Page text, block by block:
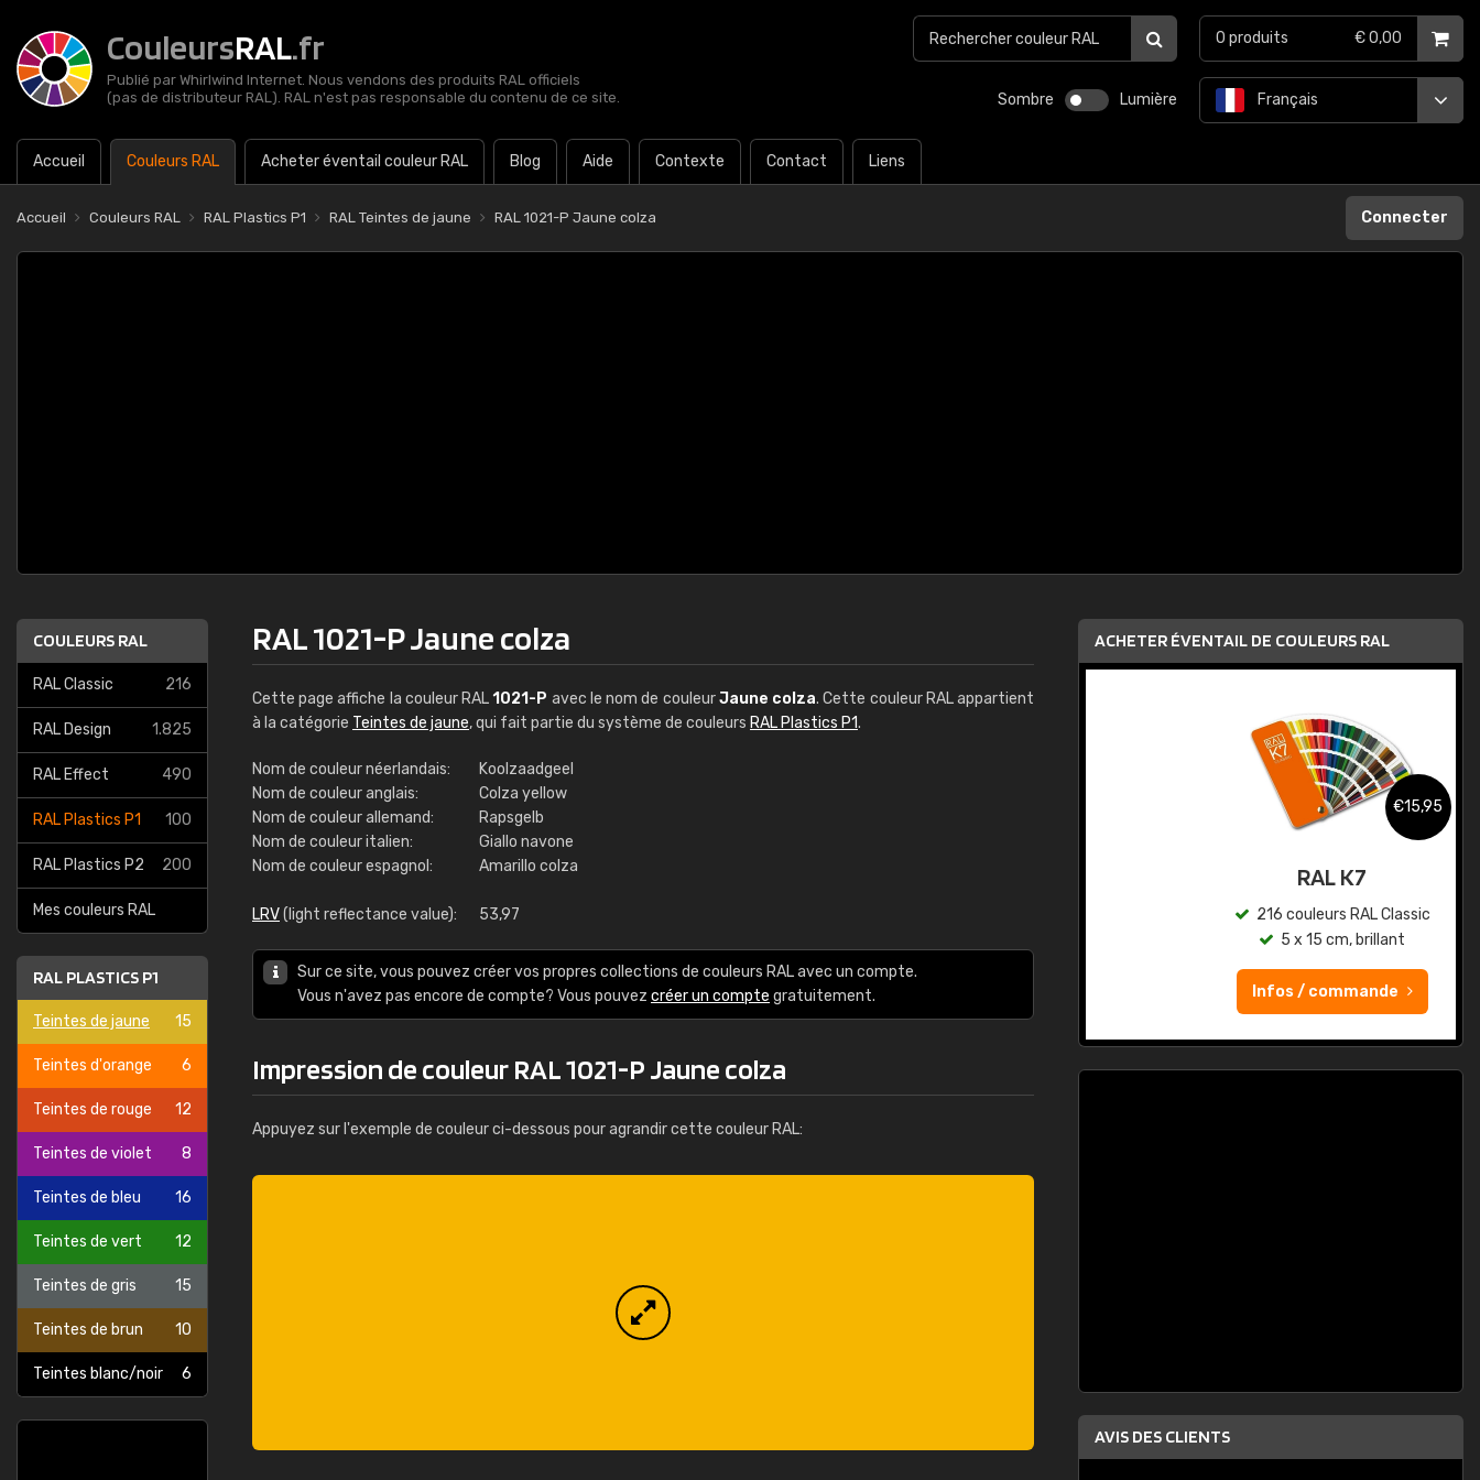
CouleursRAL.fr
Publié par Whirlwind Internet. Nous vendons des produits RAL officiels
(pas de distributeur RAL). RAL n'est pas responsable du contenu de ce site.
Sombre Lumière
Accueil Couleurs RAL Acheter éventail couleur RAL Blog Aide Contexte Contact Liens
Français
0 produits € 0,00
Accueil Couleurs RAL RAL Plastics P1 RAL Teintes de jaune RAL 1021-P Jaune colza Connecter
COULEURS RAL
RAL Classic 216
RAL Design 1.825
RAL Effect 490
RAL Plastics P1 100
RAL Plastics P2 200
Mes couleurs RAL
RAL PLASTICS P1
Teintes de jaune 15
Teintes d'orange 6
Teintes de rouge 12
Teintes de violet 8
Teintes de bleu 16
Teintes de vert 12
Teintes de gris 15
Teintes de brun 10
Teintes blanc/noir 6
RAL 1021-P Jaune colza
Cette page affiche la couleur RAL1021-P avec le nom de couleurJaune colza. Cette couleur RAL appartient
à la catégorie Teintes de jaune, qui fait partie du système de couleurs RAL Plastics P1.
Nom de couleur néerlandais:
Koolzaadgeel
Nom de couleur anglais:
Colza yellow
Nom de couleur allemand:
Rapsgelb
Nom de couleur italien:
Giallo navone
Nom de couleur espagnol:
Amarillo colza
LRV(light reflectance value): 53,97
Sur ce site, vous pouvez créer vos propres collections de couleurs RAL avec un compte.
Vous n'avez pas encore de compte? Vous pouvez créer un compte gratuitement.
Impression de couleur RAL 1021-P Jaune colza
Appuyez sur l'exemple de couleur ci-dessous pour agrandir cette couleur RAL:
ACHETER ÉVENTAIL DE COULEURS RAL
Infos / commande
€15,95
RAL K7
216 couleurs RAL Classic
5 x 15 cm, brillant
Infos / commande
AVIS DES CLIENTS